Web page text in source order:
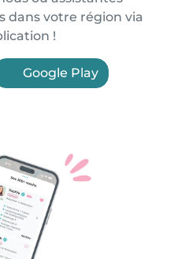
dans votre région via
!
Google Play